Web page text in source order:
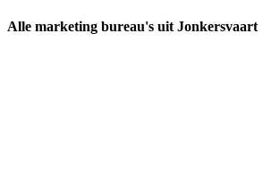
Alle marketing bureau's uit Jonkersvaart